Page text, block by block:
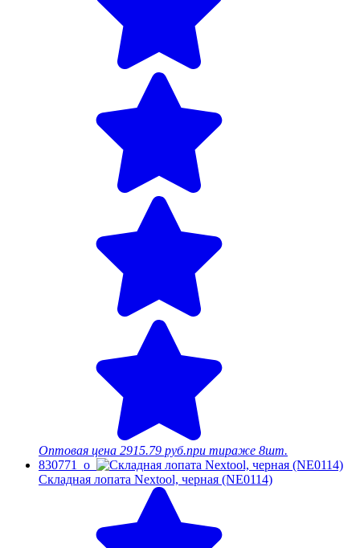
Оптовая цена 2915.79 руб.при тираже 8шт.
830771_o
Складная лопата Nextool, черная (NE0114)